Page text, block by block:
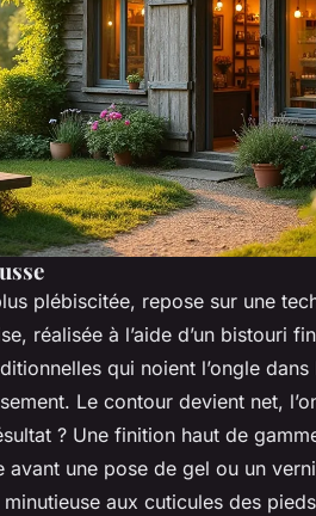
plébiscitée, repose sur une
réalisée à l’aide d’un bistouri
qui noient l’ongle
Le contour devient net,
? Une finition haut de
une pose de gel ou un
aux cuticules des